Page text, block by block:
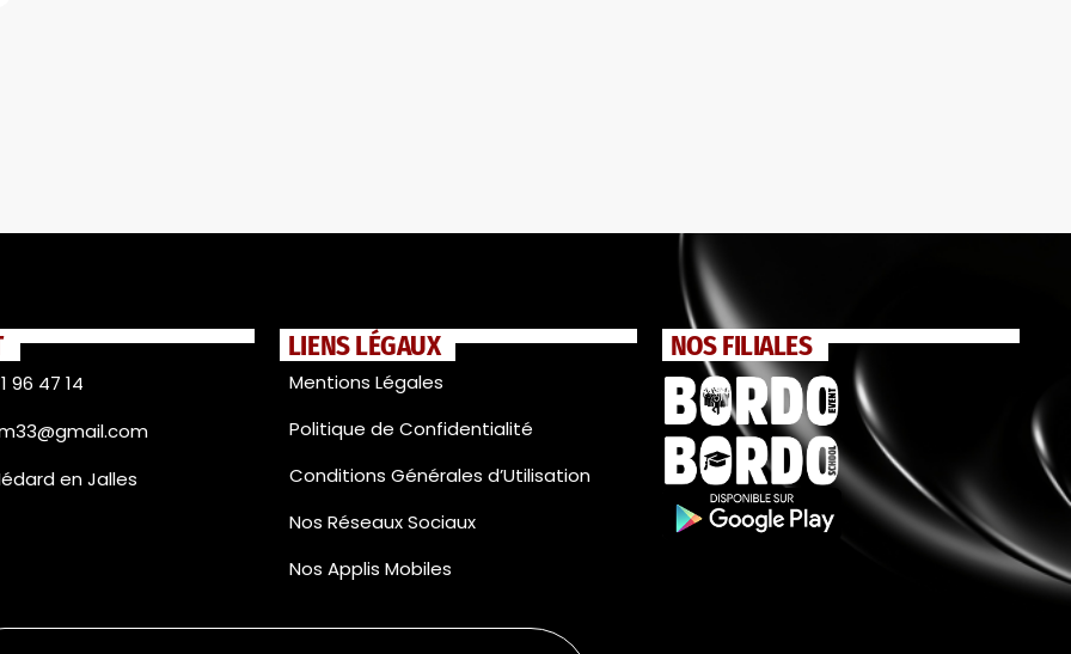
96 47 14
en Jalles
LIENS LÉGAUX
Mentions Légales
Politique de Confidentialité
Conditions Générales d’Utilisation
Nos Réseaux Sociaux
Nos Applis Mobiles
NOS FILIALES